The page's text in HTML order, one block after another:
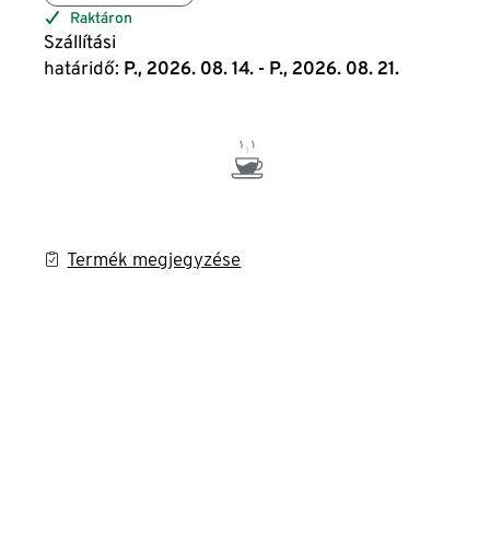
Raktáron
Szállítási
határidő: P., 2026. 08. 14. - P., 2026. 08. 21.
Termék megjegyzése